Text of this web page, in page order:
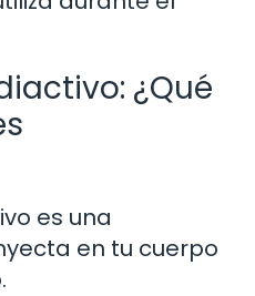
¿Qué
es una
en tu cuerpo